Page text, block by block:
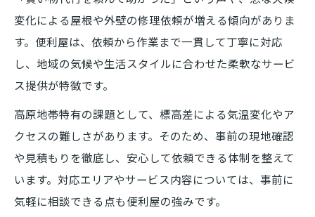
変化による屋根や外壁の修理依頼が増える傾向がありま
す。便利屋は、依頼から作業まで一貫して丁寧に対応
し、地域の気候や生活スタイルに合わせた柔軟なサービ
ス提供が特徴です。
高原地帯特有の課題として、標高差による気温変化やア
クセスの難しさがあります。そのため、事前の現地確認
や見積もりを徹底し、安心して依頼できる体制を整えて
います。対応エリアやサービス内容については、事前に
気軽に相談できる点も便利屋の強みです。